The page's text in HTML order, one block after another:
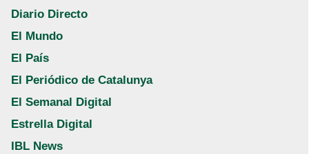
Diario Directo
El Mundo
El País
El Periódico de Catalunya
El Semanal Digital
Estrella Digital
IBL News